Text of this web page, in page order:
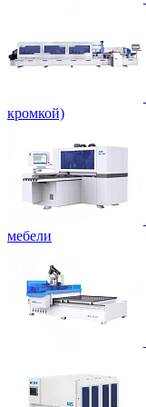
кромкой)
мебели